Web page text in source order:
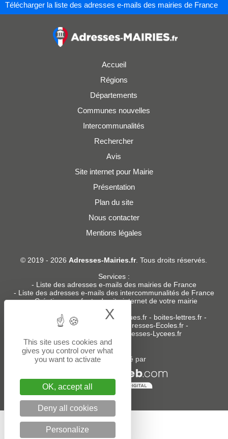
Télécharger la liste des adresses e-mails des mairies de France
Accueil
Régions
Départements
Communes nouvelles
Intercommunalités
Rechercher
Avis
Site internet pour Mairie
Présentation
Plan du site
Nous contacter
Mentions légales
© 2019 - 2026Adresses-Mairies.fr. Tous droits réservés.
Services :
- Liste des adresses e-mails des mairies de France
- Liste des adresses e-mails des intercommunalités de France
-Création ou refonte du site internet de votre mairie
Sites partenaires: donneespubliques.fr - boites-lettres.fr -
bureaux.boites-lettres.fr
Adresses-Ecoles.fr -
Adresses-Lycees.fr
Un service édité par
This site uses cookies and
gives you control over what
you want to activate
OK, accept all
Deny all cookies
Personalize
X Hide cookie